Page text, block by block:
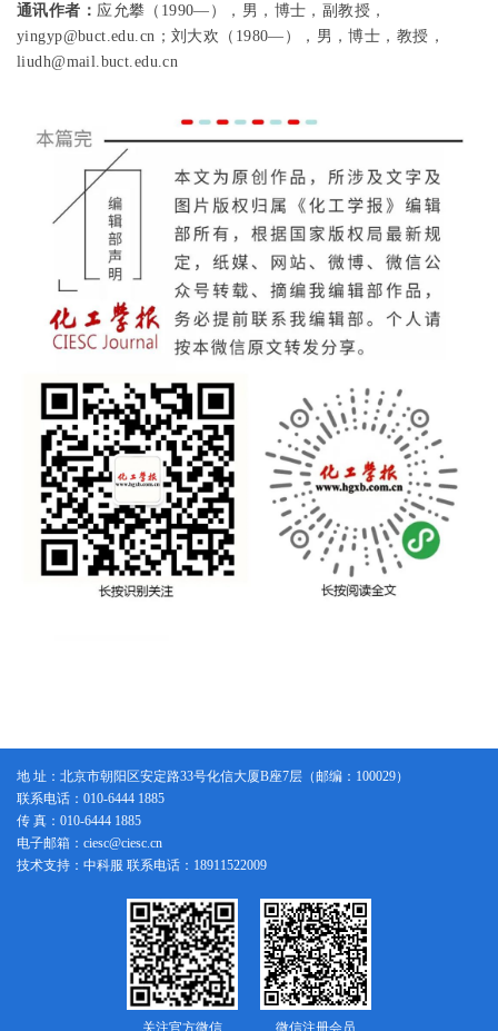
通讯作者： 应允攀（1990—），男，博士，副教授，
yingyp@buct.edu.cn； 刘大欢（1980—），男，博士，教授，
liudh@mail.buct.edu.cn
地 址：北京市朝阳区安定路33号化信大厦B座7层（邮编：100029）
联系电话：010-6444 1885
传 真：010-6444 1885
电子邮箱：ciesc@ciesc.cn
技术支持：中科服 联系电话：18911522009
关注官方微信 微信注册会员